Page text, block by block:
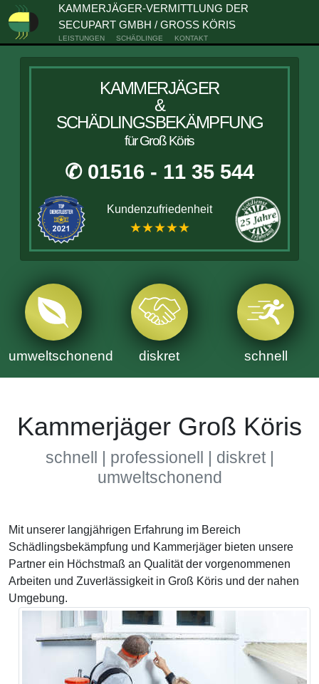
KAMMERJÄGER-VERMITTLUNG DER
SECUPART GMBH / GROSS KÖRIS
LEISTUNGEN SCHÄDLINGE KONTAKT
KAMMERJÄGER
&
SCHÄDLINGSBEKÄMPFUNG
für Groß Köris
✆ 01516 - 11 35 544
Kundenzufriedenheit
★★★★★
umweltschonend diskret schnell
Kammerjäger Groß Köris
schnell | professionell | diskret |
umweltschonend
Mit unserer langjährigen Erfahrung im Bereich
Schädlingsbekämpfung und Kammerjäger bieten unsere
Partner ein Höchstmaß an Qualität der vorgenommenen
Arbeiten und Zuverlässigkeit in Groß Köris und der nahen
Umgebung.